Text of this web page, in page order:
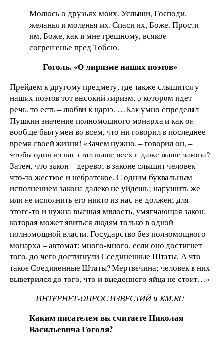
Молюсь о друзьях моих. Услыши, Господи,
желанья и моленья их. Спаси их, Боже. Прости
им, Боже, как и мне грешному, всякое
согрешенье пред Тобою.
Гоголь. «О лиризме наших поэтов»
Прейдем к другому предмету, где также слышится у
наших поэтов тот высокий лиризм, о котором идет
речь, то есть – любви к царю. …Как умно определял
Пушкин значение полномощного монарха и как он
вообще был умен во всем, что ни говорил в последнее
время своей жизни! «Зачем нужно, – говорил он, –
чтобы один из нас стал выше всех и даже выше закона?
Затем, что закон – дерево; в законе слышит человек
что-то жесткое и небратское. С одним буквальным
исполнением закона далеко не уйдешь; нарушить же
или не исполнить его никто из нас не должен; для
этого-то и нужна высшая милость, умягчающая закон,
которая может явиться людям только в одной
полномощной власти. Государство без полномощного
монарха – автомат: много-много, если оно достигнет
того, до чего достигнули Соединенные Штаты. А что
такое Соединенные Штаты? Мертвечина; человек в них
выветрился до того, что и выеденного яйца не стоит…»
ИНТЕРНЕТ-ОПРОС ИЗВЕСТИЙ и KM.RU
Каким писателем вы считаете Николая
Васильевича Гоголя?